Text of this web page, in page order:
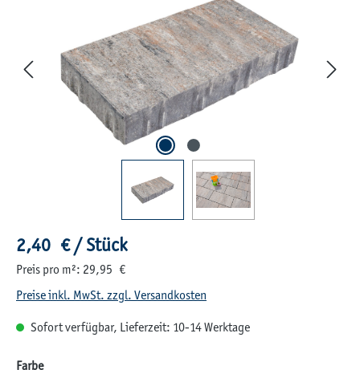
Regulärer Preis:
2,40 € / Stück
Preis pro m²: 29,95 €
Preise inkl. MwSt. zzgl. Versandkosten
Sofort verfügbar, Lieferzeit: 10-14 Werktage
Farbeauswählen